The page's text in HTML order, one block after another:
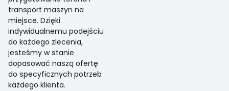
transport maszyn na
miejsce. Dzięki
indywidualnemu podejściu
do każdego zlecenia,
jesteśmy w stanie
dopasować naszą ofertę
do specyficznych potrzeb
każdego klienta.